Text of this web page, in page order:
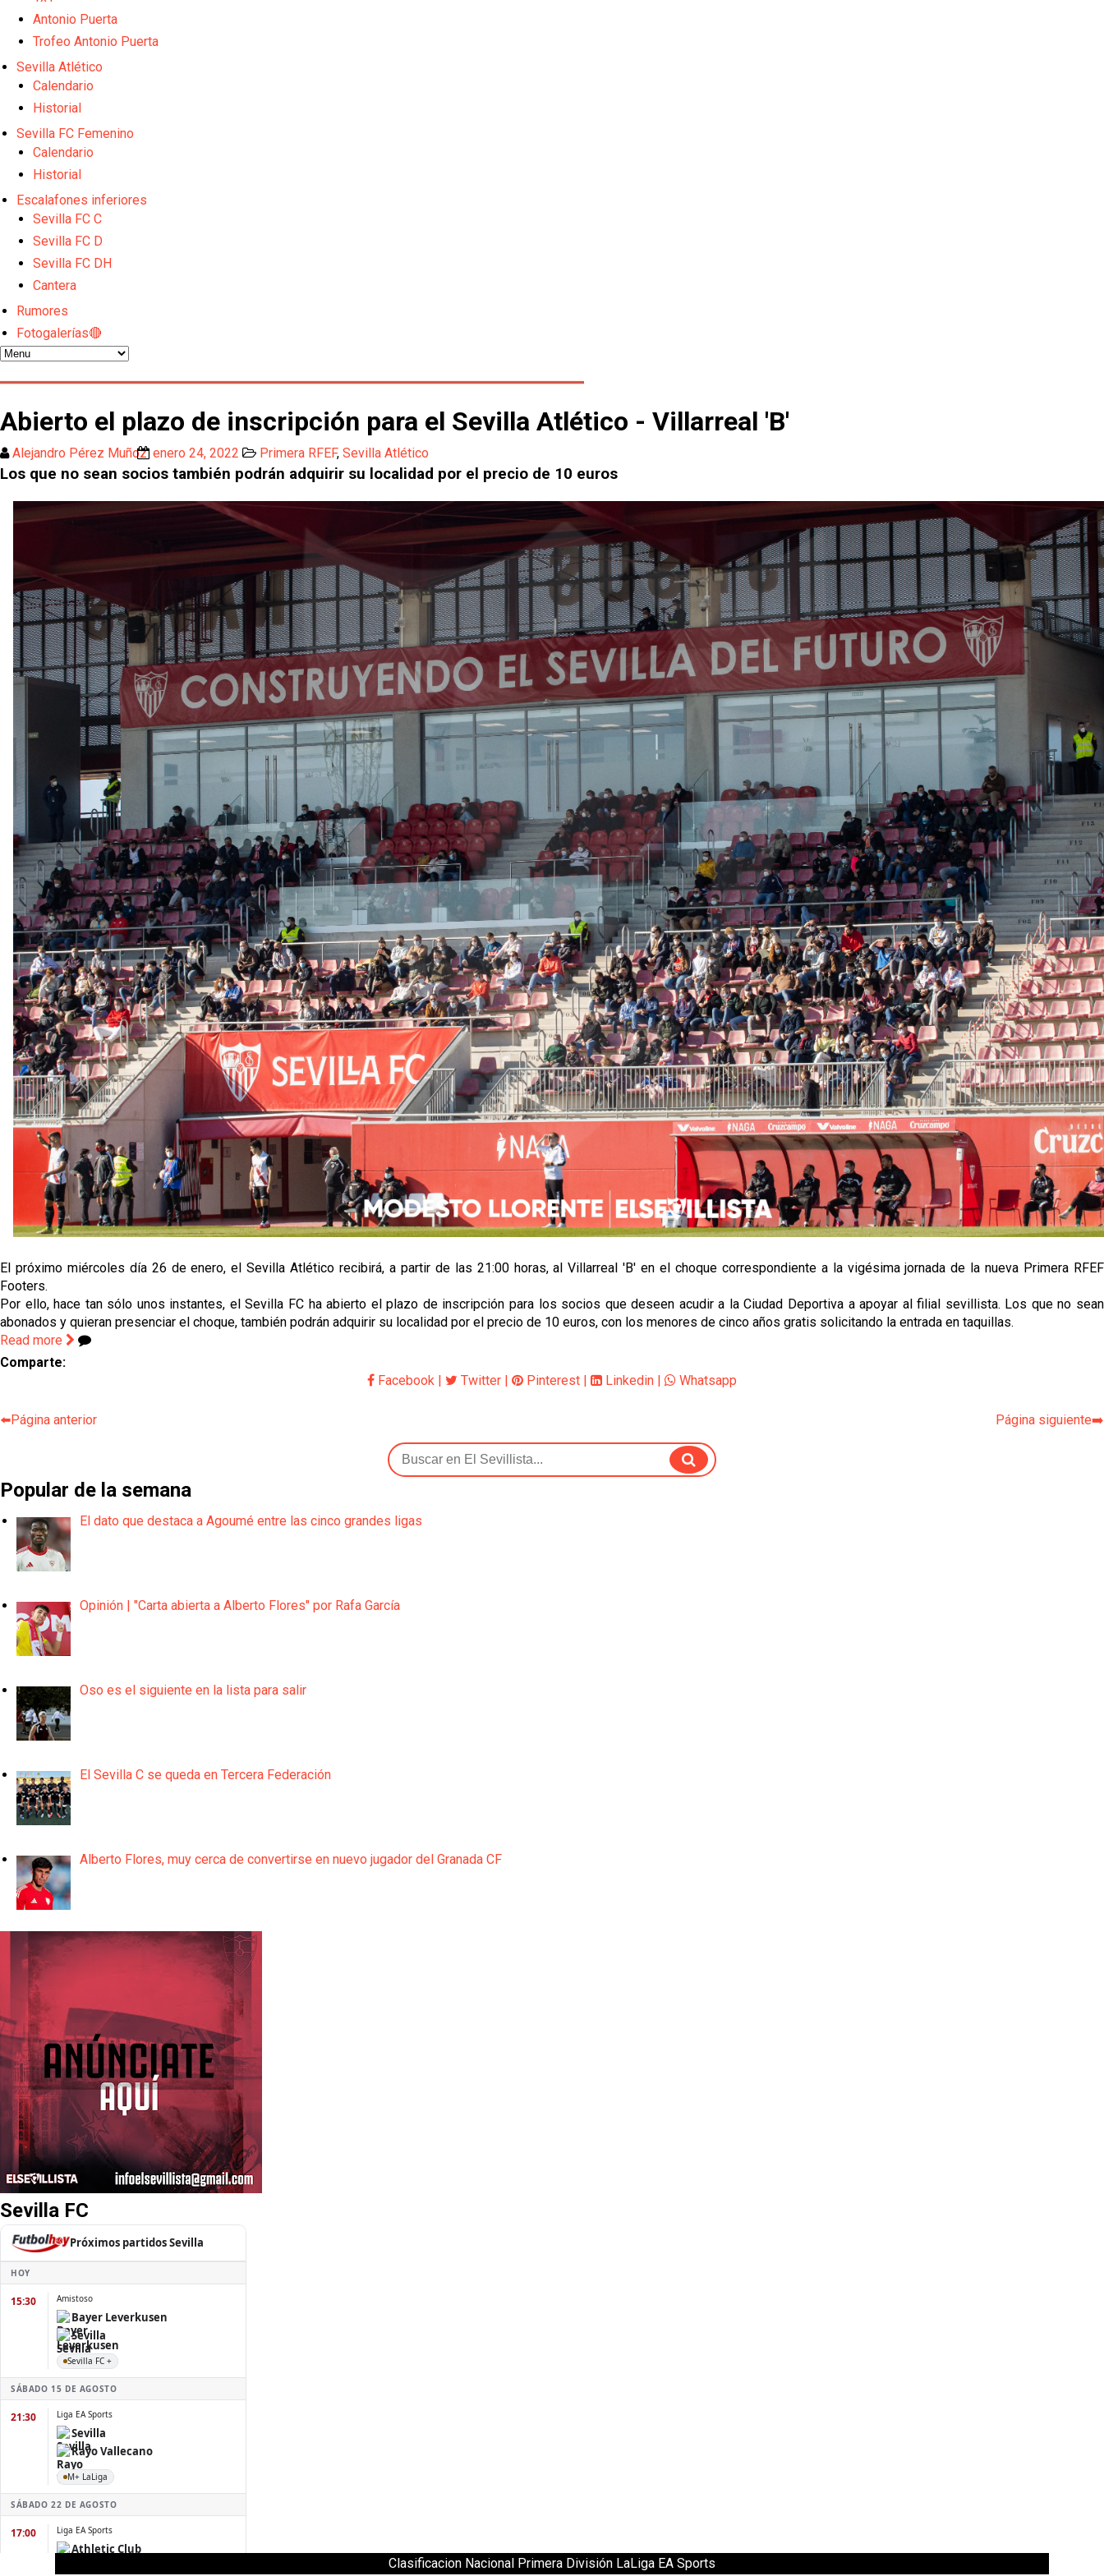
Banquillos confirmados: así queda la cantera del Sevilla Femenino para la 2026/27
Celta y Rayo agitan el mercado de La Liga
El Sevilla pone sus ojos en Ellyes Skhiri
Antonio Puerta
Trofeo Antonio Puerta
Sevilla Atlético
Calendario
Historial
Sevilla FC Femenino
Calendario
Historial
Escalafones inferiores
Sevilla FC C
Sevilla FC D
Sevilla FC DH
Cantera
Rumores
Fotogalerías🔴
Abierto el plazo de inscripción para el Sevilla Atlético - Villarreal 'B'
Alejandro Pérez Muñoz enero 24, 2022 Primera RFEF, Sevilla Atlético
Los que no sean socios también podrán adquirir su localidad por el precio de 10 euros
El próximo miércoles día 26 de enero, el Sevilla Atlético recibirá, a partir de las 21:00 horas, al Villarreal 'B' en el choque correspondiente a la vigésima jornada de la nueva Primera RFEF
Footers.
Por ello, hace tan sólo unos instantes, el Sevilla FC ha abierto el plazo de inscripción para los socios que deseen acudir a la Ciudad Deportiva a apoyar al filial sevillista. Los que no sean
abonados y quieran presenciar el choque, también podrán adquirir su localidad por el precio de 10 euros, con los menores de cinco años gratis solicitando la entrada en taquillas.
Read more
Comparte:
Facebook | Twitter | Pinterest | Linkedin | Whatsapp
⬅️Página anterior Página siguiente➡️
Popular de la semana
El dato que destaca a Agoumé entre las cinco grandes ligas
Opinión | "Carta abierta a Alberto Flores" por Rafa García
Oso es el siguiente en la lista para salir
El Sevilla C se queda en Tercera Federación
Alberto Flores, muy cerca de convertirse en nuevo jugador del Granada CF
Sevilla FC
Clasificacion Nacional Primera División LaLiga EA Sports